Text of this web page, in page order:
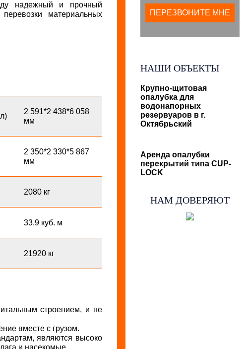
надежный и прочный
материальных
2 591*2 438*6 058
мм
2 350*2 330*5 867
мм
2080 кг
33.9 куб. м
21920 кг
строением, и не
вместе с грузом.
являются высоко
НАШИ ОБЪЕКТЫ
Крупно-щитовая
опалубка для
водонапорных
резервуаров в г.
Октябрьский
Аренда опалубки
перекрытий типа CUP-
LOCK
НАМ ДОВЕРЯЮТ